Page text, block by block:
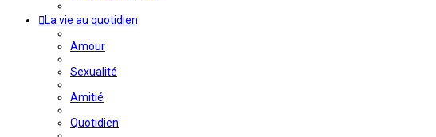
La vie au quotidien
Amour
Sexualité
Amitié
Quotidien